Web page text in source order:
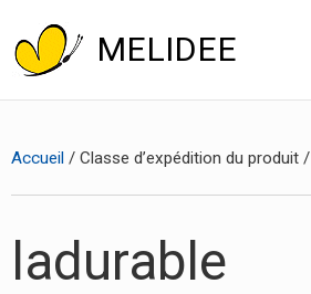
MELIDEE
menu
content
Accueil / Classe d’expédition du produit /
ladurable